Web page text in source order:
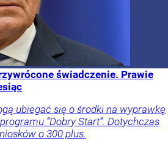
świadczenie. Prawie
ubiegać się o środki na wyprawkę
“Dobry Start”. Dotychczas
o 300 plus.